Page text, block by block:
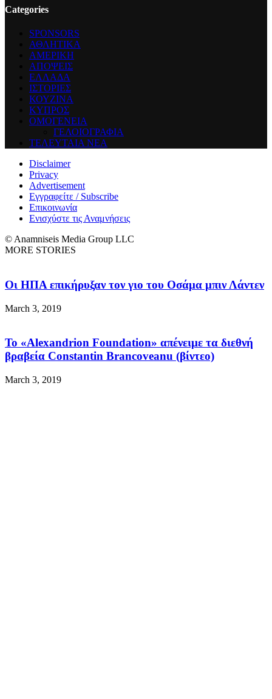
Categories
SPONSORS
ΑΘΛΗΤΙΚΑ
ΑΜΕΡΙΚΗ
ΑΠΟΨΕΙΣ
ΕΛΛΑΔΑ
ΙΣΤΟΡΙΕΣ
ΚΟΥΖΙΝΑ
ΚΥΠΡΟΣ
ΟΜΟΓΕΝΕΙΑ
ΓΕΛΟΙΟΓΡΑΦΙΑ
ΤΕΛΕΥΤΑΙΑ ΝΕΑ
Disclaimer
Privacy
Advertisement
Εγγραφείτε / Subscribe
Επικοινωνία
Ενισχύστε τις Αναμνήσεις
© Anamniseis Media Group LLC
MORE STORIES
Οι ΗΠΑ επικήρυξαν τον γιο του Οσάμα μπιν Λάντεν
March 3, 2019
Το «Alexandrion Foundation» απένειμε τα διεθνή
βραβεία Constantin Brancoveanu (βίντεο)
March 3, 2019